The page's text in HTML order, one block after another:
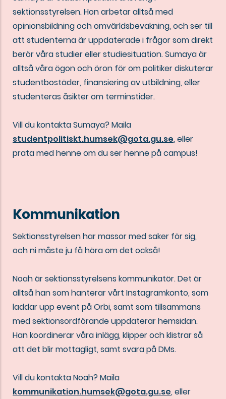
sektionsstyrelsen. Hon arbetar alltså med
opinionsbildning och omvärldsbevakning, och ser till
att studenterna är uppdaterade i frågor som direkt
berör våra studier eller studiesituation. Sumaya är
alltså våra ögon och öron för om politiker diskuterar
studentbostäder, finansiering av utbildning, eller
studenteras åsikter om terminstider.
Vill du kontakta Sumaya? Maila
studentpolitiskt.humsek@gota.gu.se, eller
prata med henne om du ser henne på campus!
Kommunikation
Sektionsstyrelsen har massor med saker för sig,
och ni måste ju få höra om det också!
Noah är sektionsstyrelsens kommunikatör. Det är
alltså han som hanterar vårt Instagramkonto, som
laddar upp event på Orbi, samt som tillsammans
med sektionsordförande uppdaterar hemsidan.
Han koordinerar våra inlägg, klipper och klistrar så
att det blir mottagligt, samt svara på DMs.
Vill du kontakta Noah? Maila
kommunikation.humsek@gota.gu.se, eller